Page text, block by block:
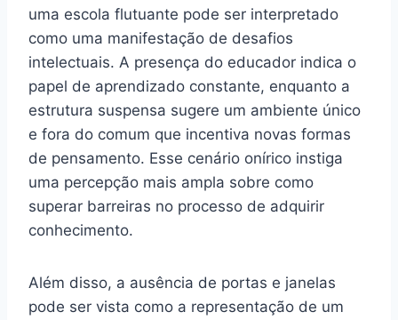
uma escola flutuante pode ser interpretado
como uma manifestação de desafios
intelectuais. A presença do educador indica o
papel de aprendizado constante, enquanto a
estrutura suspensa sugere um ambiente único
e fora do comum que incentiva novas formas
de pensamento. Esse cenário onírico instiga
uma percepção mais ampla sobre como
superar barreiras no processo de adquirir
conhecimento.
Além disso, a ausência de portas e janelas
pode ser vista como a representação de um